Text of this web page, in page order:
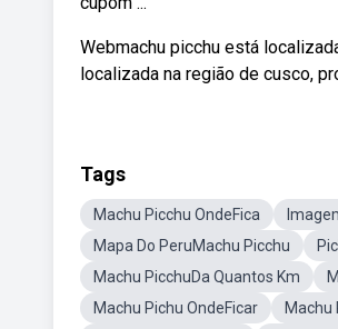
Webmachu picchu está
localizada na região de cusco,
Tags
Machu Picchu OndeFica
Mapa Do PeruMachu Picchu
Machu PicchuDa Quantos Km
Machu Pichu OndeFicar
Machu